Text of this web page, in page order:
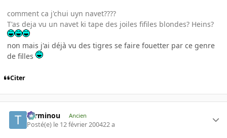
comment ca j'chui uyn navet????
T'as deja vu un navet ki tape des joiles fifiles blondes? Heins?
non mais j'ai déjà vu des tigres se faire fouetter par ce genre
de filles
Citer
Terminou Ancien
Posté(e) le 12 février 200422 a